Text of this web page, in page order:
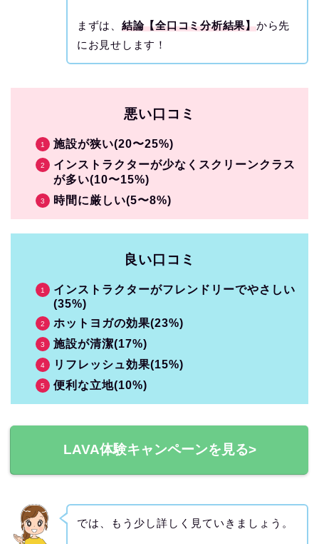
まずは、 結論【全口コミ分析結果】から先
にお見せします！
悪い口コミ
施設が狭い(20〜25%)
インストラクターが少なくスクリーンクラス
が多い(10〜15%)
時間に厳しい(5〜8%)
良い口コミ
インストラクターがフレンドリーでやさしい
(35%)
ホットヨガの効果(23%)
施設が清潔(17%)
リフレッシュ効果(15%)
便利な立地(10%)
LAVA体験キャンペーンを見る>
では、もう少し詳しく見ていきましょう。